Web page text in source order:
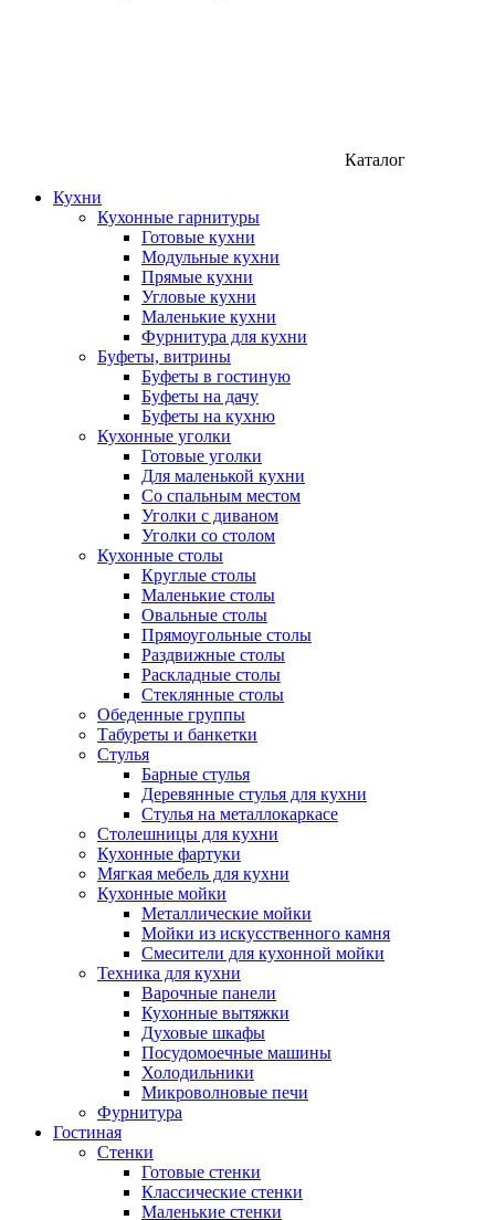
Каталог
Кухни
Кухонные гарнитуры
Готовые кухни
Модульные кухни
Прямые кухни
Угловые кухни
Маленькие кухни
Фурнитура для кухни
Буфеты, витрины
Буфеты в гостиную
Буфеты на дачу
Буфеты на кухню
Кухонные уголки
Готовые уголки
Для маленькой кухни
Со спальным местом
Уголки с диваном
Уголки со столом
Кухонные столы
Круглые столы
Маленькие столы
Овальные столы
Прямоугольные столы
Раздвижные столы
Раскладные столы
Стеклянные столы
Обеденные группы
Табуреты и банкетки
Стулья
Барные стулья
Деревянные стулья для кухни
Стулья на металлокаркасе
Столешницы для кухни
Кухонные фартуки
Мягкая мебель для кухни
Кухонные мойки
Металлические мойки
Мойки из искусственного камня
Смесители для кухонной мойки
Техника для кухни
Варочные панели
Кухонные вытяжки
Духовые шкафы
Посудомоечные машины
Холодильники
Микроволновые печи
Фурнитура
Гостиная
Стенки
Готовые стенки
Классические стенки
Маленькие стенки